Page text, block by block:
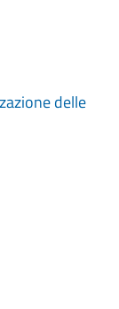
delle